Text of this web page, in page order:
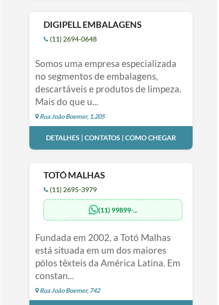
DIGIPELL EMBALAGENS
(11) 2694-0648
Somos uma empresa especializada
no segmentos de embalagens,
descartáveis e produtos de limpeza.
Mais do que u...
Rua João Boemer, 1.205
DETALHES | CONTATOS | COMO CHEGAR
TOTÓ MALHAS
(11) 2695-3979
(11) 99899-...
Fundada em 2002, a Totó Malhas
está situada em um dos maiores
pólos têxteis da América Latina. Em
constan...
Rua João Boemer, 742